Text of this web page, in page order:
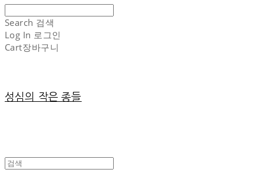
Search 검색
Log In 로그인
Cart장바구니
성심의 작은 종들